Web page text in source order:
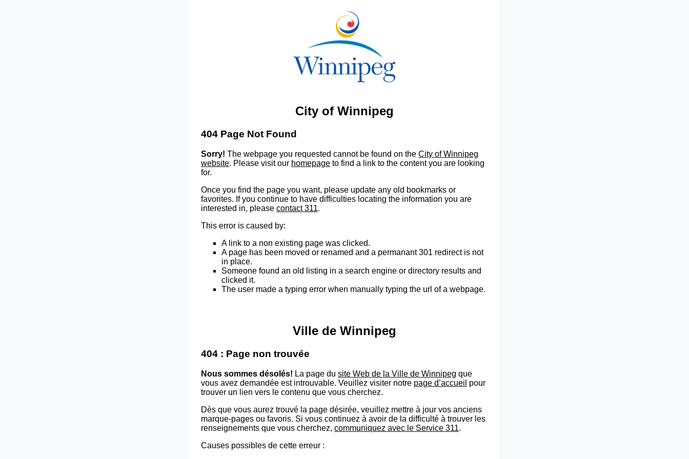
City of Winnipeg
404 Page Not Found
Sorry! The webpage you requested cannot be found on the City of Winnipeg
website. Please visit our homepage to find a link to the content you are looking
for.
Once you find the page you want, please update any old bookmarks or
favorites. If you continue to have difficulties locating the information you are
interested in, please contact 311.
This error is caused by:
A link to a non existing page was clicked.
A page has been moved or renamed and a permanant 301 redirect is not
in place.
Someone found an old listing in a search engine or directory results and
clicked it.
The user made a typing error when manually typing the url of a webpage.
Ville de Winnipeg
404 : Page non trouvée
Nous sommes désolés! La page du site Web de la Ville de Winnipeg que
vous avez demandée est introuvable. Veuillez visiter notre page d’accueil pour
trouver un lien vers le contenu que vous cherchez.
Dès que vous aurez trouvé la page désirée, veuillez mettre à jour vos anciens
marque-pages ou favoris. Si vous continuez à avoir de la difficulté à trouver les
renseignements que vous cherchez, communiquez avec le Service 311.
Causes possibles de cette erreur :